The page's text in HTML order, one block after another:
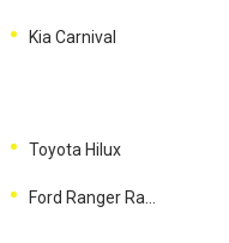
Kia Carnival
Toyota Hilux